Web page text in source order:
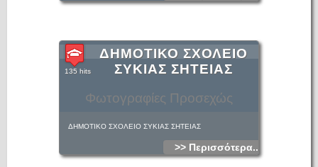
Φωτογραφίες Προσεχώς
ΔΗΜΟΤΙΚΟ ΣΧΟΛΕΙΟ
ΣΥΚΙΑΣ ΣΗΤΕΙΑΣ
135 hits
ΔΗΜΟΤΙΚΟ ΣΧΟΛΕΙΟ ΣΥΚΙΑΣ ΣΗΤΕΙΑΣ
>> Περισσότερα...